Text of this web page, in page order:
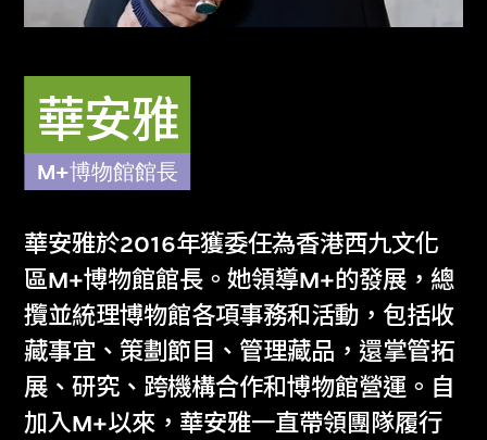
華安雅
M+博物館館長
華安雅於2016年獲委任為香港西九文化
區M+博物館館長。她領導M+的發展，總
攬並統理博物館各項事務和活動，包括收
藏事宜、策劃節目、管理藏品，還掌管拓
展、研究、跨機構合作和博物館營運。自
加入M+以來，華安雅一直帶領團隊履行
華安雅
M+博物館館長
鄭道鍊
M+藝術總監及總策
展人